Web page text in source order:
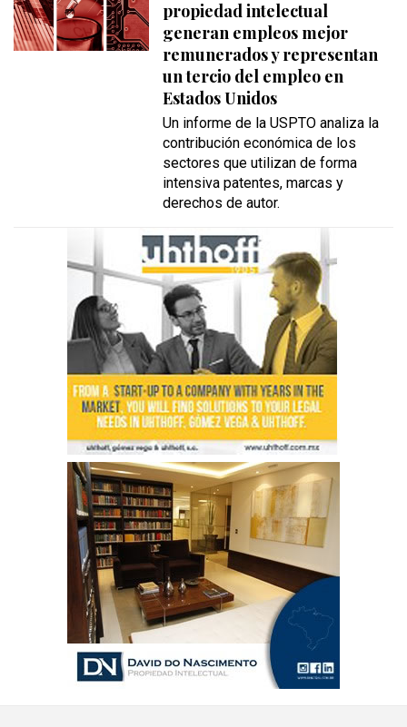
propiedad intelectual
generan empleos mejor
remunerados y representan
un tercio del empleo en
Estados Unidos
Un informe de la USPTO analiza la
contribución económica de los
sectores que utilizan de forma
intensiva patentes, marcas y
derechos de autor.